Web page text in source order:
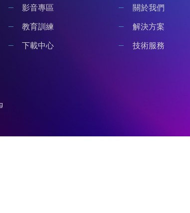
影音專區
教育訓練
下載中心
關於我們
解決方案
技術服務